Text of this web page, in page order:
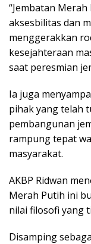
“Jembatan
aksesbilitas dan
menggerakkan
kesejahteraan
saat peresmian
Ia juga
pihak yang telah
pembangunan
rampung tepat
masyarakat.
AKBP Ridwan
Merah Putih ini
nilai filosofi yang
Disamping